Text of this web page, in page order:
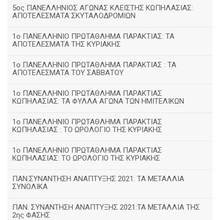
5ος ΠΑΝΕΛΛΗΝΙΟΣ ΑΓΩΝΑΣ ΚΛΕΙΣΤΗΣ ΚΩΠΗΛΑΣΙΑΣ:
ΑΠΟΤΕΛΕΣΜΑΤΑ ΣΚΥΤΑΛΟΔΡΟΜΙΩΝ
1ο ΠΑΝΕΛΛΗΝΙΟ ΠΡΩΤΑΘΛΗΜΑ ΠΑΡΑΚΤΙΑΣ: ΤΑ
ΑΠΟΤΕΛΕΣΜΑΤΑ ΤΗΣ ΚΥΡΙΑΚΗΣ
1ο ΠΑΝΕΛΛΗΝΙΟ ΠΡΩΤΑΘΛΗΜΑ ΠΑΡΑΚΤΙΑΣ : ΤΑ
ΑΠΟΤΕΛΕΣΜΑΤΑ ΤΟΥ ΣΑΒΒΑΤΟΥ
1ο ΠΑΝΕΛΛΗΝΙΟ ΠΡΩΤΑΘΛΗΜΑ ΠΑΡΑΚΤΙΑΣ
ΚΩΠΗΛΑΣΙΑΣ: ΤΑ ΦΥΛΛΑ ΑΓΩΝΑ ΤΩΝ ΗΜΙΤΕΛΙΚΩΝ
1ο ΠΑΝΕΛΛΗΝΙΟ ΠΡΩΤΑΘΛΗΜΑ ΠΑΡΑΚΤΙΑΣ
ΚΩΠΗΛΑΣΙΑΣ : ΤΟ ΩΡΟΛΟΓΙΟ ΤΗΣ ΚΥΡΙΑΚΗΣ
1o ΠΑΝΕΛΛΗΝΙΟ ΠΡΩΤΑΘΛΗΜΑ ΠΑΡΑΚΤΙΑΣ
ΚΩΠΗΛΑΣΙΑΣ: ΤΟ ΩΡΟΛΟΓΙΟ ΤΗΣ ΚΥΡΙΑΚΗΣ
ΠΑΝ.ΣΥΝΑΝΤΗΣΗ ΑΝΑΠΤΥΞΗΣ 2021: ΤΑ ΜΕΤΑΛΛΙΑ
ΣΥΝΟΛΙΚΑ
ΠΑΝ. ΣΥΝΑΝΤΗΣΗ ΑΝΑΠΤΥΞΗΣ 2021:ΤΑ ΜΕΤΑΛΛΙΑ ΤΗΣ
2ης ΦΑΣΗΣ